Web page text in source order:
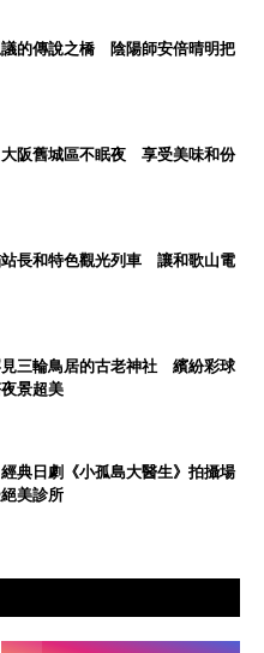
議的傳說之橋 陰陽師安倍晴明把
大阪舊城區不眠夜 享受美味和份
站長和特色觀光列車 讓和歌山電
見三輪鳥居的古老神社 繽紛彩球
景超美
經典日劇《小孤島大醫生》拍攝場
美診所